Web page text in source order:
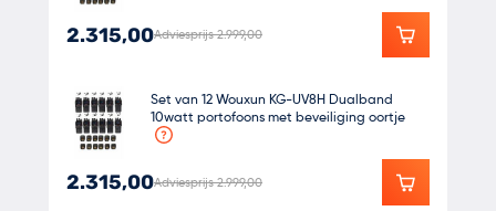
2.315,00Adviesprijs 2.999,00
Set van 12 Wouxun KG-UV8H Dualband
10watt portofoons met beveiliging oortje
2.315,00Adviesprijs 2.999,00